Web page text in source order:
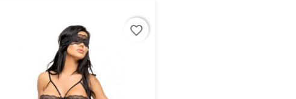
favorite_border